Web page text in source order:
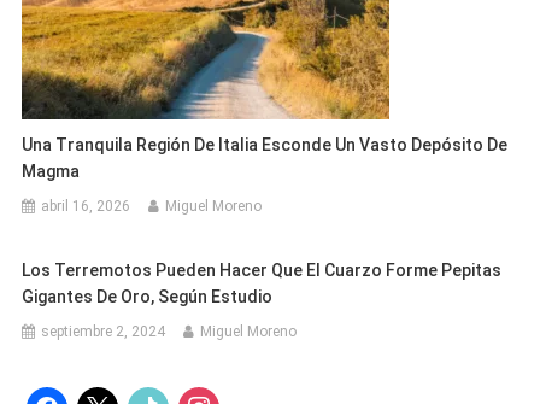
Una Tranquila Región De Italia Esconde Un Vasto Depósito De
Magma
abril 16, 2026 Miguel Moreno
Los Terremotos Pueden Hacer Que El Cuarzo Forme Pepitas
Gigantes De Oro, Según Estudio
septiembre 2, 2024 Miguel Moreno